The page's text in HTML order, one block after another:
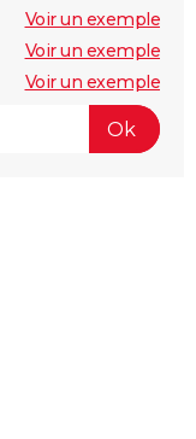
Voir un exemple
Voir un exemple
Voir un exemple